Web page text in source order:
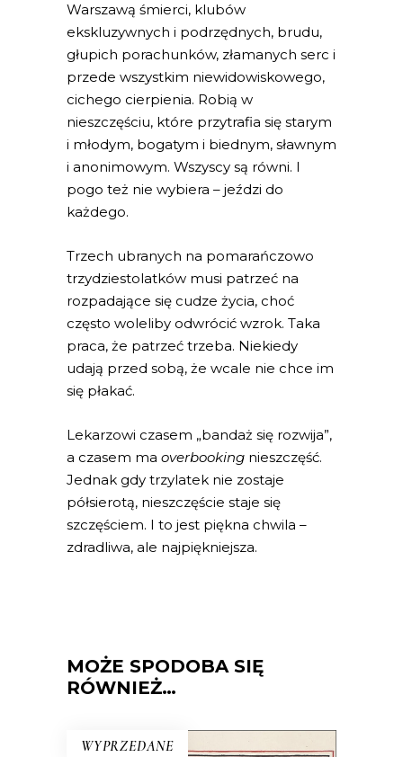
Warszawą śmierci, klubów
ekskluzywnych i podrzędnych, brudu,
głupich porachunków, złamanych serc i
przede wszystkim niewidowiskowego,
cichego cierpienia. Robią w
nieszczęściu, które przytrafia się starym
i młodym, bogatym i biednym, sławnym
i anonimowym. Wszyscy są równi. I
pogo też nie wybiera – jeździ do
każdego.
Trzech ubranych na pomarańczowo
trzydziestolatków musi patrzeć na
rozpadające się cudze życia, choć
często woleliby odwrócić wzrok. Taka
praca, że patrzeć trzeba. Niekiedy
udają przed sobą, że wcale nie chce im
się płakać.
Lekarzowi czasem „bandaż się rozwija”,
a czasem ma overbooking nieszczęść.
Jednak gdy trzylatek nie zostaje
półsierotą, nieszczęście staje się
szczęściem. I to jest piękna chwila –
zdradliwa, ale najpiękniejsza.
MOŻE SPODOBA SIĘ
RÓWNIEŻ…
WYPRZEDANE